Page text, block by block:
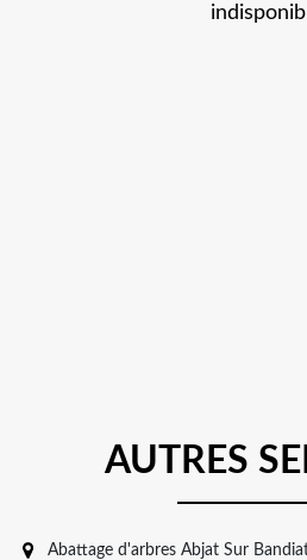
AUTRES
Abattage d'arbres Abjat Sur